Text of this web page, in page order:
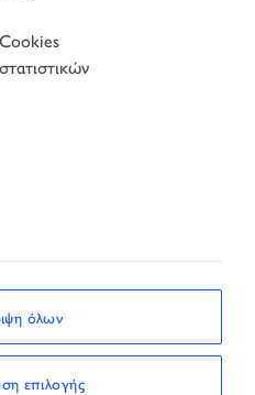
Cookies
στατιστικών
όλων
επιλογής